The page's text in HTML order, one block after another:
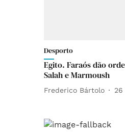
Desporto
Egito. Faraós dão
Salah e Marmoush
Frederico Bártolo 26